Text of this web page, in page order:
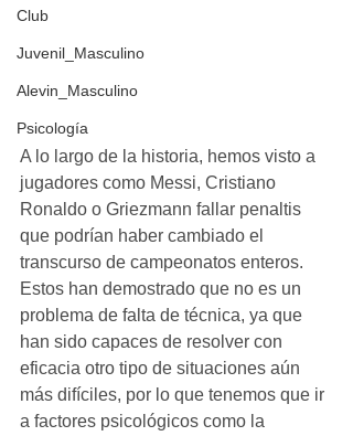
Club
Juvenil_Masculino
Alevin_Masculino
Psicología
A lo largo de la historia, hemos visto a
jugadores como Messi, Cristiano
Ronaldo o Griezmann fallar penaltis
que podrían haber cambiado el
transcurso de campeonatos enteros.
Estos han demostrado que no es un
problema de falta de técnica, ya que
han sido capaces de resolver con
eficacia otro tipo de situaciones aún
más difíciles, por lo que tenemos que ir
a factores psicológicos como la